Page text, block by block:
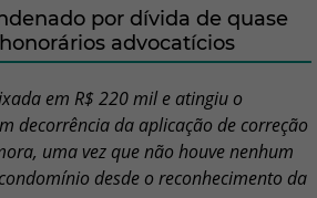
por dívida de quase
advocatícios
em R$ 220 mil e atingiu o
decorrência da aplicação de correção
uma vez que não houve nenhum
desde o reconhecimento da